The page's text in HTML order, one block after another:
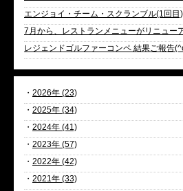
エンジョイ・チーム・スクランブル(1回目)
7月から、レストランメニューがリニュー
レジェンドゴルファーコンペ 結果ご報告
・ 2026年 (23)
・ 2025年 (34)
・ 2024年 (41)
・ 2023年 (57)
・ 2022年 (42)
・ 2021年 (33)